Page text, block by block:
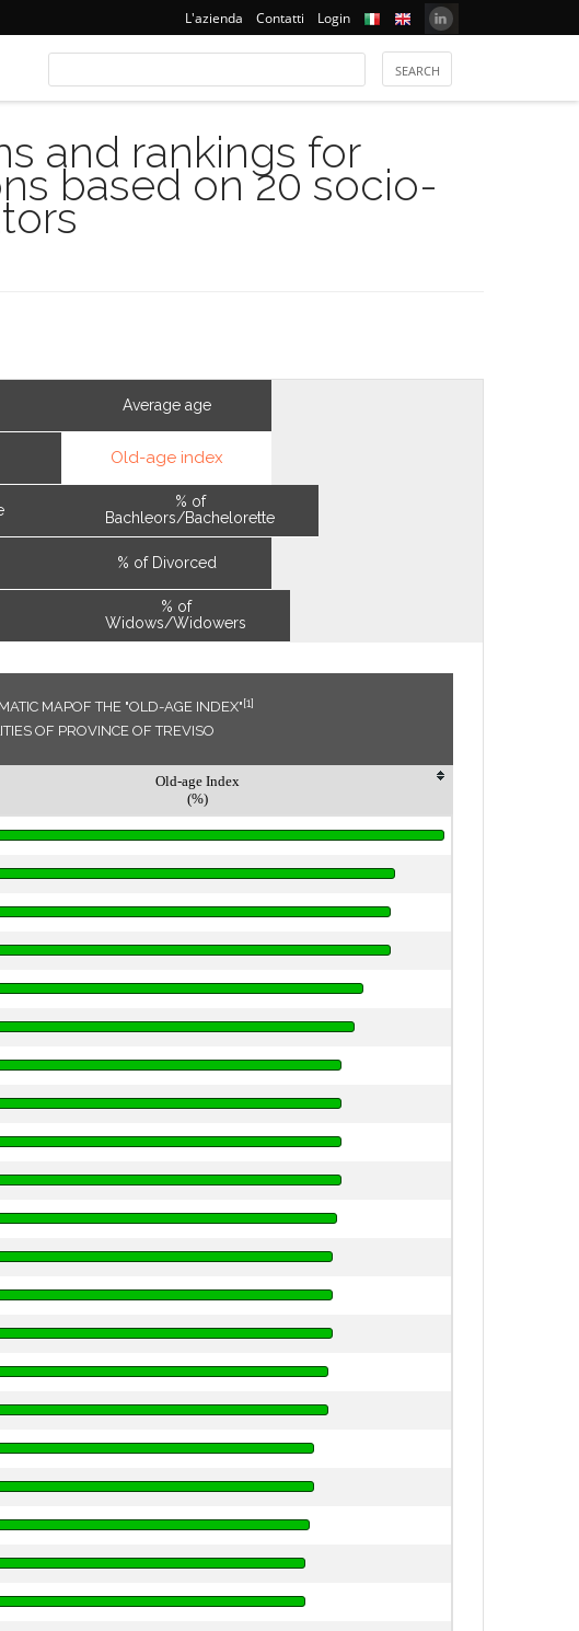
L'azienda Contatti Login
and rankings for
based on 20 socio-
Average age
Old-age index
% of
Bachleors/Bachelorette
% of Divorced
% of
Widows/Widowers
MAPOF THE "OLD-AGE INDEX"[1]
OF PROVINCE OF TREVISO
Old-age Index
(%)